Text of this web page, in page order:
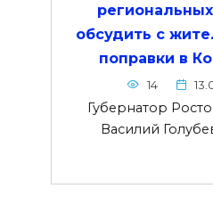
обсудить с
поправки в
14
Губернатор
Василий